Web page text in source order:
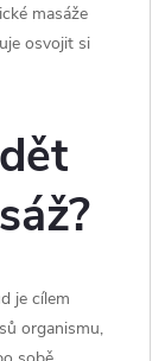
masáže
osvojit si
je cílem
organismu,